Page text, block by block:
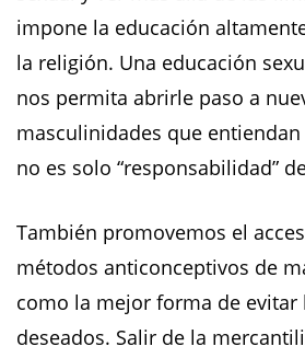
impone la educación
la religión. Una educación
nos permita abrirle paso a
masculinidades que
no es solo “responsabilidad”
También promovemos el
métodos anticonceptivos de
como la mejor forma de evitar
deseados. Salir de la